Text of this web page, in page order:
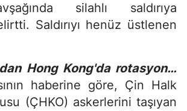
silahlı saldırıya
Saldırıyı henüz üstlenen
Hong Kong'da rotasyon…
haberine göre, Çin Halk
(ÇHKO) askerlerini taşıyan